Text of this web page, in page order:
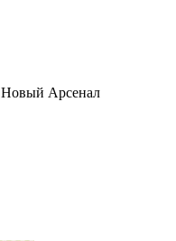
Новый Арсенал